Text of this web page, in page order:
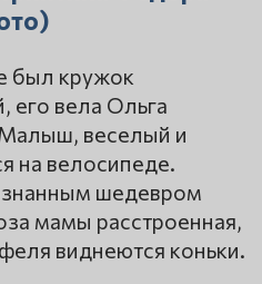
был кружок
его вела Ольга
веселый и
на велосипеде.
шедевром
мамы расстроенная,
виднеются коньки.